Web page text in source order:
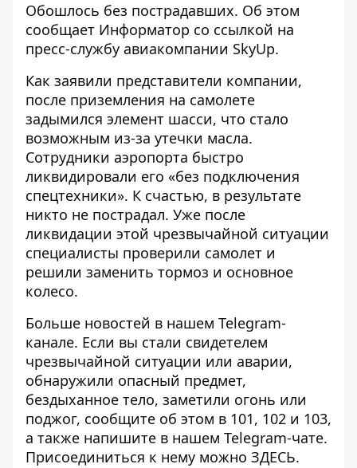
Обошлось без пострадавших. Об этом
сообщает Информатор со ссылкой на
пресс-службу авиакомпании SkyUp.
Как заявили представители компании,
после приземления на самолете
задымился элемент шасси, что стало
возможным из-за утечки масла.
Сотрудники аэропорта быстро
ликвидировали его «без подключения
спецтехники». К счастью, в результате
никто не пострадал. Уже после
ликвидации этой чрезвычайной ситуации
специалисты проверили самолет и
решили заменить тормоз и основное
колесо.
Больше новостей в нашем Telegram-
канале. Если вы стали свидетелем
чрезвычайной ситуации или аварии,
обнаружили опасный предмет,
бездыханное тело, заметили огонь или
поджог, сообщите об этом в 101, 102 и 103,
а также напишите в нашем Telegram-чате.
Присоединиться к нему можно ЗДЕСЬ.